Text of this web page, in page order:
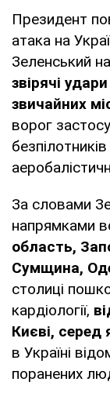
Президент
атака на
Зеленський
звірячі
звичайних
ворог
За словами
напрямками
область,
Сумщина,
столиці
кардіології,
Києві, серед
в Україні
поранених